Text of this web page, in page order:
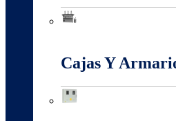
Cajas Y